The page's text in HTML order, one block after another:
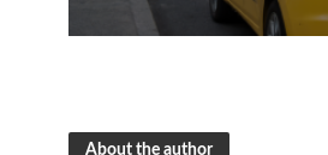
About the author